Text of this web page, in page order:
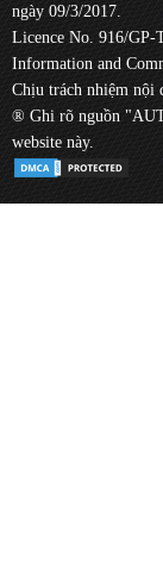
ngày 09/3/2017.
Licence No. 916/
Information and
Chịu trách nhiệm nội
® Ghi rõ nguồn
website này.